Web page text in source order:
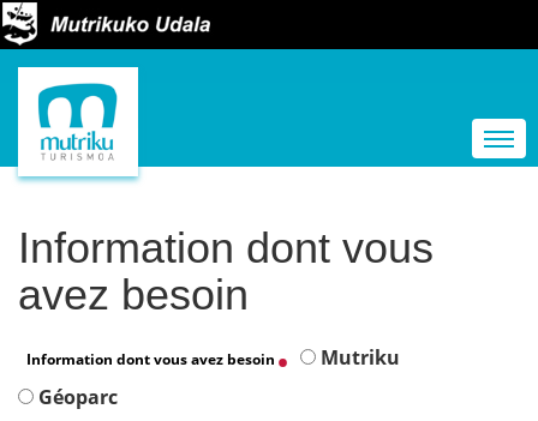
v
Information dont vous
avez besoin
Information dont vous avez besoin
Mutriku
Géoparc